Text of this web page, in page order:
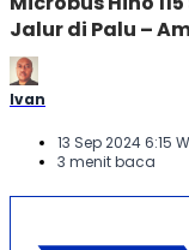
Jalur di Palu –
Ivan
13 Sep 2024 6:15
3 menit baca